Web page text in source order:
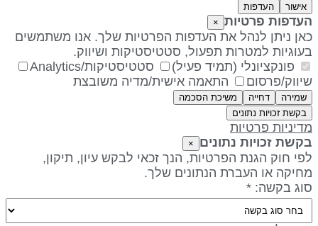
אישור העדפות
פרטיות ×
ניתן לנהל את העדפות הפרטיות שלך. אנו משתמשים
למטרות תפעול, סטטיסטיקות ושיווק.
פונקציונלי (תמיד פעיל)
סטטיסטיקות/Analytics
פרסום
התאמה אישית/מדיה משובצת
שמירה דחייה
משיכת הסכמה
בקשת זכויות נתונים
פרטיות
זכויות נתונים
חוק הגנת הפרטיות, הנך זכאי לבקש עיון, תיקון,
או העברת הנתונים שלך.
בקשה: *